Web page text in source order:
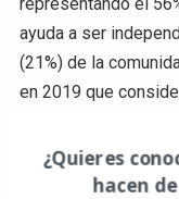
ayuda a ser
(21%) de la
en 2019 que
los ingresos les
De hecho, más de
¿Quieres
hacen